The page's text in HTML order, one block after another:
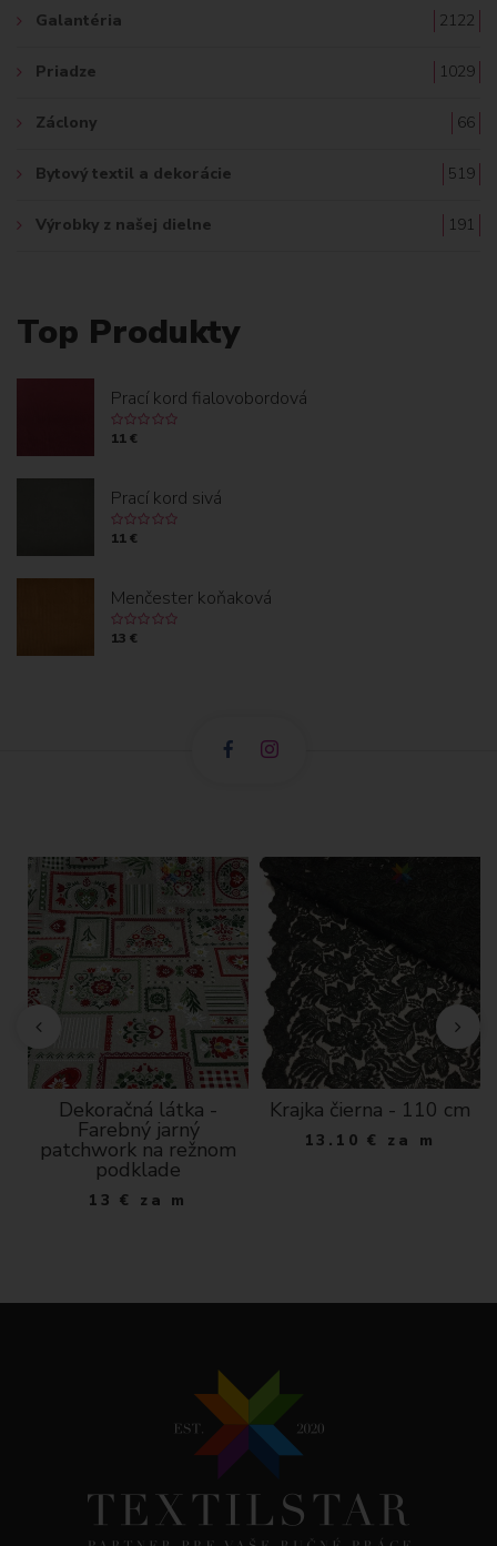
Galantéria 2122
Priadze 1029
Záclony 66
Bytový textil a dekorácie 519
Výrobky z našej dielne 191
Top Produkty
Prací kord fialovobordová
11 €
Prací kord sivá
11 €
Menčester koňaková
13 €
Dekoračná látka -
Farebný jarný
patchwork na režnom
podklade
13 € za m
Krajka čierna - 110 cm
13.10 € za m